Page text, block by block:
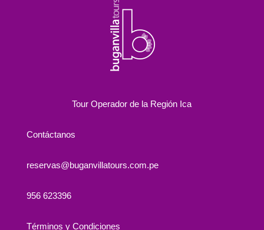
Tour Operador de la Región Ica
Contáctanos
reservas@buganvillatours.com.pe
956 623396
Términos y Condiciones